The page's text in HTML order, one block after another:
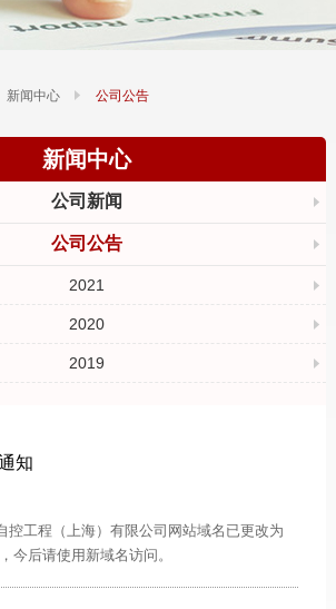
新闻中心 公司公告
新闻中心
公司新闻
公司公告
2021
2020
2019
知
控工程（上海）有限公司网站域名已更改为
今后请使用新域名访问。